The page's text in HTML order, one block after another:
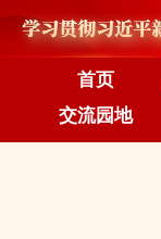
首页
交流园地